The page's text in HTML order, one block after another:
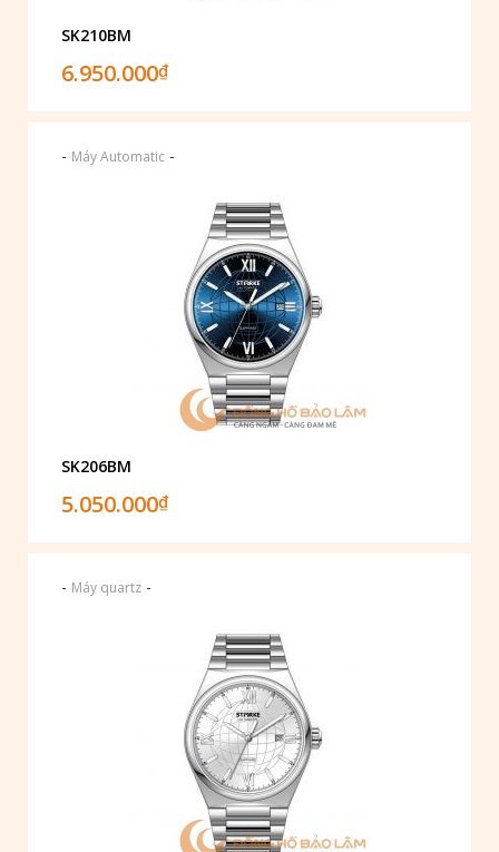
SK210BM
6.950.000₫
- Máy Automatic -
SK206BM
5.050.000₫
- Máy quartz -